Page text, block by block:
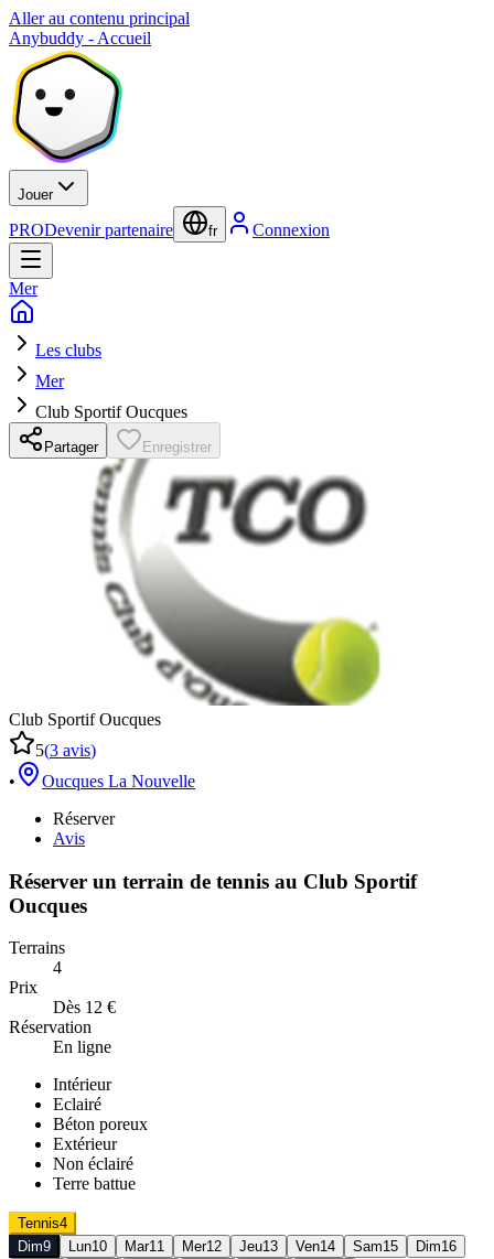
Aller au contenu principal
Anybuddy - Accueil
Jouer
PRODevenir partenaire fr Connexion
Mer
Les clubs
Mer
Club Sportif Oucques
Partager Enregistrer
Club Sportif Oucques
5(3 avis)
•
Oucques La Nouvelle
Réserver
Avis
Réserver un terrain de tennis au Club Sportif
Oucques
Terrains
4
Prix
Dès 12 €
Réservation
En ligne
Intérieur
Eclairé
Béton poreux
Extérieur
Non éclairé
Terre battue
Tennis4
Dim9 Lun10 Mar11 Mer12 Jeu13 Ven14 Sam15 Dim16